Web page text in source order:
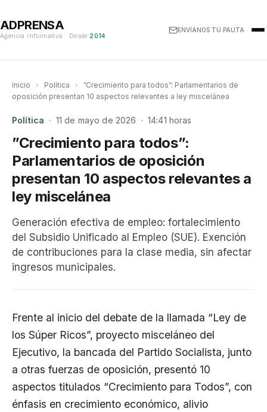
ADPRENSA
Agencia Informativa · Desde 2014
ENVÍANOS TU PAUTA
Inicio › Política ›
”Crecimiento para todos”: Parlamentarios de
oposición presentan 10 aspectos relevantes a ley miscelánea
Política · 11 de mayo de 2026 · 14:41 horas
”Crecimiento para todos”:
Parlamentarios de oposición
presentan 10 aspectos relevantes a
ley miscelánea
Generación efectiva de empleo: fortalecimiento
del Subsidio Unificado al Empleo (SUE). Exención
de contribuciones para la clase media, sin afectar
ingresos municipales.
Frente al inicio del debate de la llamada “Ley de
los Súper Ricos”, proyecto misceláneo del
Ejecutivo, la bancada del Partido Socialista, junto
a otras fuerzas de oposición, presentó 10
aspectos titulados “Crecimiento para Todos”, con
énfasis en crecimiento económico, alivio